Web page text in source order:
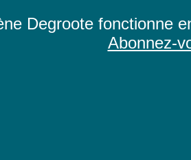
Degroote fonctionne
Abonnez-